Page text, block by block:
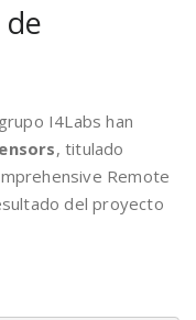
I4Labs han
, titulado
Remote
del proyecto